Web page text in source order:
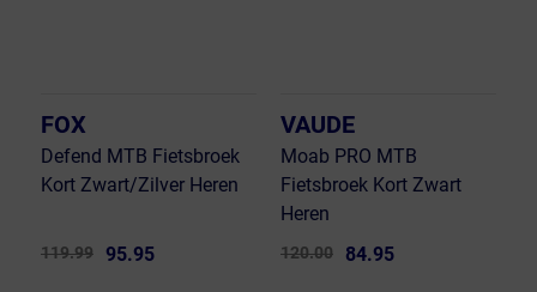
FOX
Defend MTB Fietsbroek
Kort Zwart/Zilver Heren
119.99 95.95
VAUDE
Moab PRO MTB
Fietsbroek Kort Zwart
Heren
120.00 84.95